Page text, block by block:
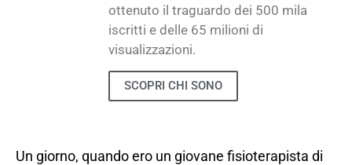
ottenuto il traguardo dei 500 mila
iscritti e delle 65 milioni di
visualizzazioni.
SCOPRI CHI SONO
Un giorno, quando ero un giovane fisioterapista di